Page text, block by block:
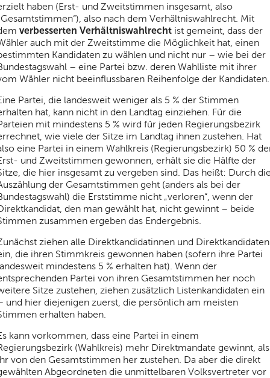
haben (Erst- und Zweitstimmen insgesamt, also
also nach dem Verhältniswahlrecht. Mit
verbesserten Verhältniswahlrecht ist gemeint, dass der
auch mit der Zweitstimme die Möglichkeit hat, einen
Kandidaten zu wählen und nicht nur – wie bei der
– eine Partei bzw. deren Wahlliste mit ihrer
Wähler nicht beeinflussbaren Reihenfolge der Kandidaten.
Partei, die landesweit weniger als 5 % der Stimmen
hat, kann nicht in den Landtag einziehen. Für die
mit mindestens 5 % wird für jeden Regierungsbezirk
wie viele der Sitze im Landtag ihnen zustehen. Hat
eine Partei in einem Wahlkreis (Regierungsbezirk) 50 %
und Zweitstimmen gewonnen, erhält sie die Hälfte der
die hier insgesamt zu vergeben sind. Das heißt: Durch
der Gesamtstimmen geht (anders als bei der
die Erststimme nicht „verloren“, wenn der
den man gewählt hat, nicht gewinnt – beide
zusammen ergeben das Endergebnis.
ziehen alle Direktkandidatinnen und Direktkandidaten
die ihren Stimmkreis gewonnen haben (sofern ihre Partei
mindestens 5 % erhalten hat). Wenn der
Partei von ihren Gesamtstimmen her noch
Sitze zustehen, ziehen zusätzlich Listenkandidaten ein
und hier diejenigen zuerst, die persönlich am meisten
erhalten haben.
kann vorkommen, dass eine Partei in einem
(Wahlkreis) mehr Direktmandate gewinnt, als
von den Gesamtstimmen her zustehen. Da aber die direkt
Abgeordneten die unmittelbaren Volksvertreter vor